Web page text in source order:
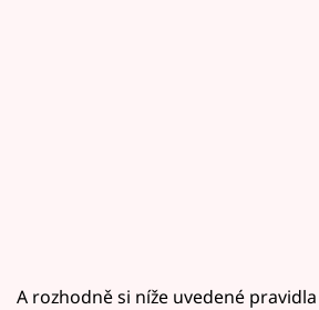
A rozhodně si níže uvedené